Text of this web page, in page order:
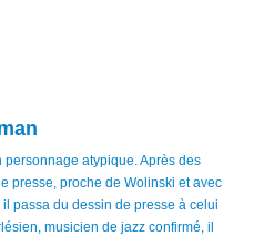
atypique. Après des
presse, proche de Wolinski et avec
passa du dessin de presse à celui
musicien de jazz confirmé, il